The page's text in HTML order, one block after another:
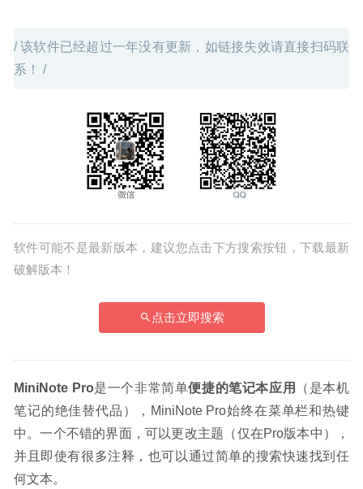
/ 该软件已经超过一年没有更新，如链接失效请直接扫码联
系！ /
软件可能不是最新版本，建议您点击下方搜索按钮，下载最新
破解版本！
点击立即搜索
MiniNote Pro是一个非常简单便捷的笔记本应用
（是本机
笔记的绝佳替代品），MiniNote Pro始终在菜单栏和热键
中。一个不错的界面，可以更改主题（仅在Pro版本中），
并且即使有很多注释，也可以通过简单的搜索快速找到任
何文本。